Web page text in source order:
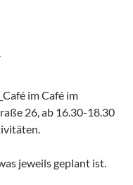
im Café im
26, ab 16.30-18.30
jeweils geplant ist.